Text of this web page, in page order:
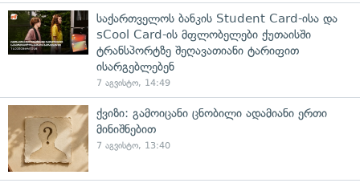
საქართველოს ბანკის Student Card-ისა და
sCool Card-ის მფლობელები ქუთაისში
ტრანსპორტზე შეღავათიანი ტარიფით
ისარგებლებენ
7 აგვისტო, 14:49
ქვიზი: გამოიცანი ცნობილი ადამიანი ერთი
მინიშნებით
7 აგვისტო, 13:40